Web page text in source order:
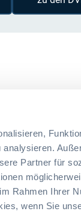
Partner für
Rahmen Ihrer
wenn Sie